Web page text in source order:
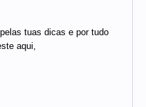
tuas dicas e por tudo
aqui,